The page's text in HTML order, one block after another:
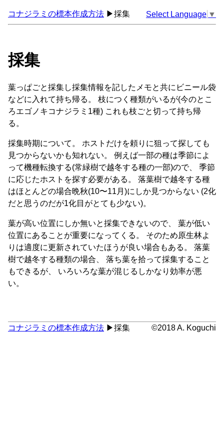
Select Language ▼
コナジラミの標本作成方法 ▶採集
採集
葉っぱごと採集し採集情報を記したメモと共にビニール袋
などに入れて持ち帰る。 枝につく種類がいるが(今のとこ
ろエゴノキコナジラミ1種) これも枝ごと切って持ち帰
る。
採集時期について。 ホストだけを頼りに狙って探しても
見つからないかも知れない。 例えば一部の種は季節によ
って機種転換する(常緑樹で越冬する種の一部)ので、 季節
に応じたホストを探す必要がある。 落葉樹で越冬する種
はほとんどの場合晩秋(10〜11月)にしか見つからない (2化
だと思うのだが1化目がとても少ない)。
葉が高い位置にしか無いと採集できないので、 葉が低い
位置にあることが重要になってくる。 そのため原生林よ
りは適度に更新されていたほうが良い場合もある。 落葉
樹で越冬する種類の場合、 落ち葉を拾って採集すること
もできるが、 いろいろな葉が混じるしかなり効率が悪
い。
コナジラミの標本作成方法 ▶採集 ©2018 A. Koguchi